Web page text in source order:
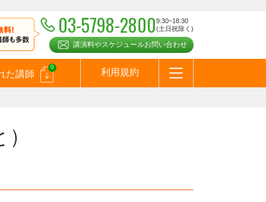
03-5798-28009:30~18:30
(土日祝除く)
講演料やスケジュールお問い合わせ
た講師
0
利用規約